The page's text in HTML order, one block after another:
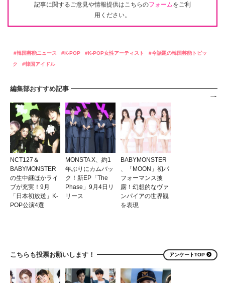
記事に関するご意見や情報提供はこちらのフォームをご利
用ください。
韓国芸能ニュース K-POP K-POP女性アーティスト
今話題の韓国芸能トピッ
ク
韓国アイドル
編集部おすすめ記事
NCT127＆
BABYMONSTER
の生中継ほかライ
ブが充実！9月
「日本初放送」K-
POP公演4選
MONSTA X、約1
年ぶりにカムバッ
ク！新EP「The
Phase」9月4日リ
リース
BABYMONSTER
、「MOON」初パ
フォーマンス披
露！幻想的なヴァ
ンパイアの世界観
を表現
こちらも投票お願いします！ アンケートTOP